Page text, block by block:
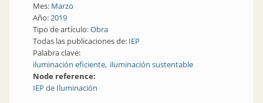
Mes: Marzo
Año:2019
Tipo de artículo:Obra
Todas las publicaciones de: IEP
Palabra clave:
iluminación eficiente iluminación sustentable
Node reference:
IEP de Iluminación